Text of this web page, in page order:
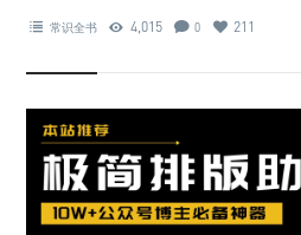
常识全书 4,015 0 211